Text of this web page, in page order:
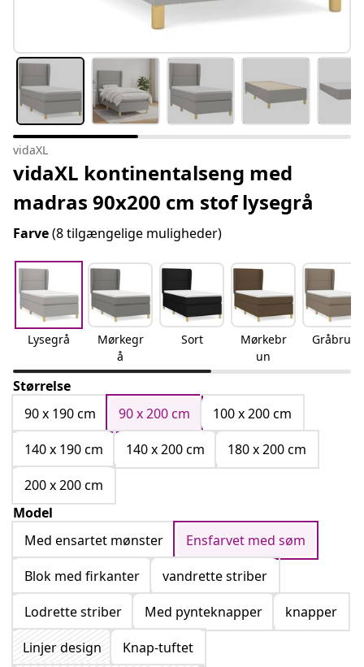
vidaXL
vidaXL kontinentalseng med
madras 90x200 cm stof lysegrå
Farve(8 tilgængelige muligheder)
Lysegrå
Mørkegr
å
Sort
Mørkebr
un
Gråbrun
Størrelse
90 x 190 cm
90 x 200 cm
100 x 200 cm
140 x 190 cm
140 x 200 cm
180 x 200 cm
200 x 200 cm
Model
Med ensartet mønster
Ensfarvet med søm
Blok med firkanter
vandrette striber
Lodrette striber
Med pynteknapper
knapper
Linjer design
Knap-tuftet